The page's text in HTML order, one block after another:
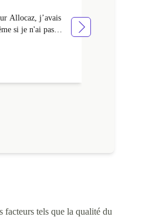
Allocaz, j’avais
si je n'ai pas
un emballage en
de retard. Cela fait
facteurs tels que la qualité du